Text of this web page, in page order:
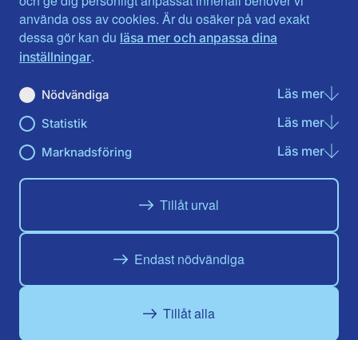
använda oss av cookies. Är du osäker på vad exakt
dessa gör kan du läsa mer och anpassa dina
inställningar.
Nödvändiga Läs merom
Statistik Läs merom
Marknadsföring Läs merom
Tillåt urval
Endast nödvändiga
Tillåt alla
Kalmar län
Kronobergs län
Norrbotten
Skåne län
Västmanland
Örebro län
Östergötland
Du hittar oss här på sociala medier
Facebook
Instagram